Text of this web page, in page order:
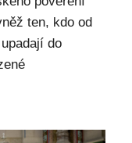
ten, kdo od
do